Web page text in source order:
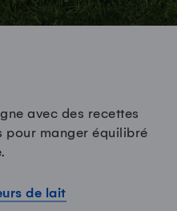
avec des recettes
pour manger équilibré
de lait